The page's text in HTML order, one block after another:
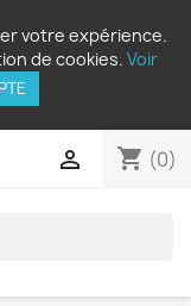
votre expérience.
de cookies. Voir
shopping_cart (0)
